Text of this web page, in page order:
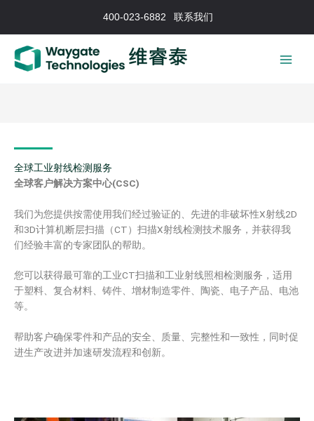
内
400-023-6882 联系我们
全球工业射线检测服务
全球客户解决方案中心(CSC)
我们为您提供按需使用我们经过验证的、先进的非破坏性X射线2D
和3D计算机断层扫描（CT）扫描X射线检测技术服务，并获得我
们经验丰富的专家团队的帮助。
您可以获得最可靠的工业CT扫描和工业射线照相检测服务，适用
于塑料、复合材料、铸件、增材制造零件、陶瓷、电子产品、电池
等。
帮助客户确保零件和产品的安全、质量、完整性和一致性，同时促
进生产改进并加速研发流程和创新。